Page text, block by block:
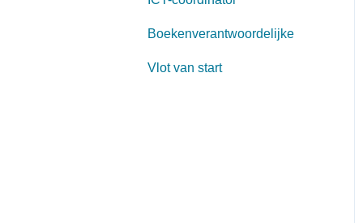
Opbouw
Lesgeven met Lernova
Boekenverantwoordelijke
Vlot van start